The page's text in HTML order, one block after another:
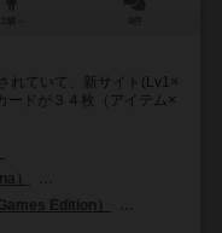
れていて、新サイト(Lv1×
ードが３４枚（アイテム×
）
Edition）